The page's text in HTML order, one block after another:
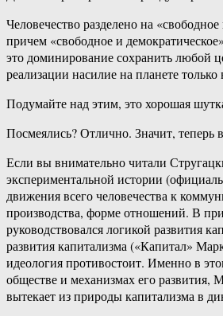
Человечество разделено на
причем «свободное и
это доминирование сохранить любой
реализации насилие на планете только
Подумайте над этим, это хорошая
Посмеялись? Отлично. Значит, теперь
Если вы внимательно читали
экспериментальной истории
движения всего человечества к
производства, форме отношений. В
руководствовался логикой развития
развития капитализма («Капитал»
идеология противостоит. Именно в
обществе и механизмах его развития,
вытекает из природы капитализма в